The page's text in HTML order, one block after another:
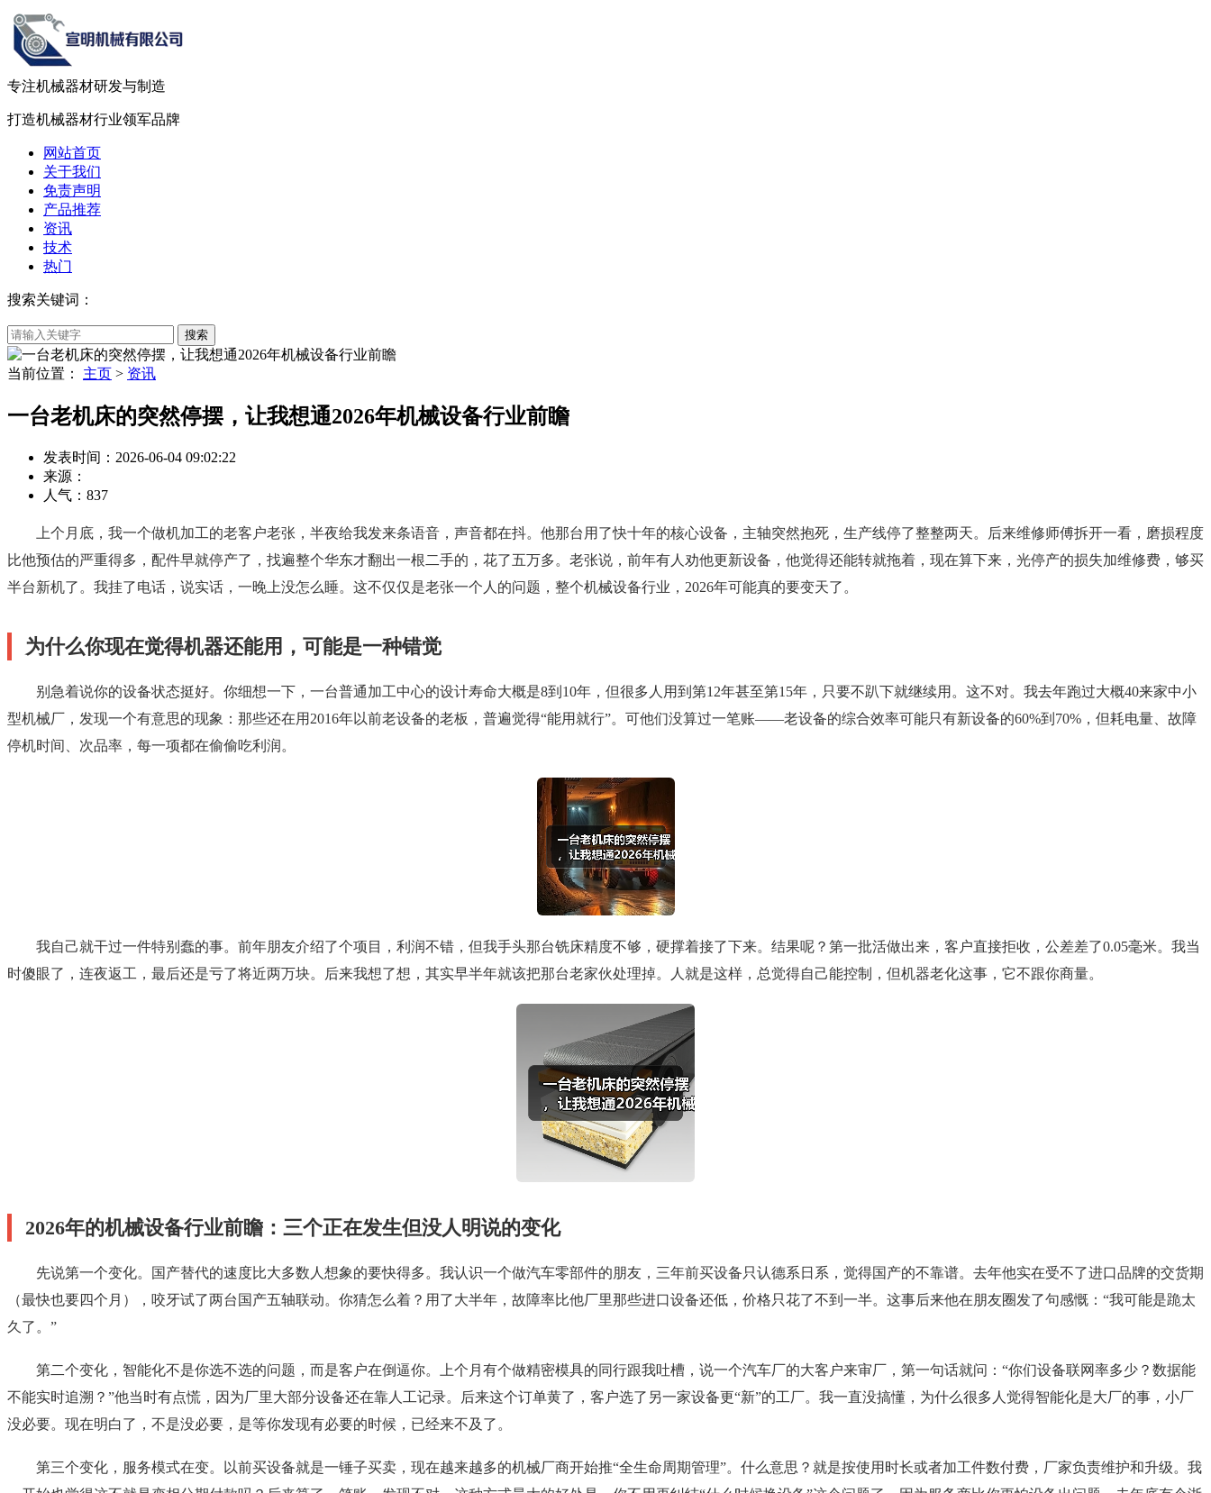
专注机械器材研发与制造
打造机械器材行业领军品牌
网站首页
关于我们
免责声明
产品推荐
资讯
技术
热门
搜索关键词：
当前位置： 主页 > 资讯
一台老机床的突然停摆，让我想通2026年机械设备行业前瞻
发表时间：2026-06-04 09:02:22
来源：
人气： 837
上个月底，我一个做机加工的老客户老张，半夜给我发来条语音，声音都在抖。他那台用了快十年的核心设备，主轴突然抱死，生产线停了整整两天。后来维修师傅拆开一看，磨损程度
比他预估的严重得多，配件早就停产了，找遍整个华东才翻出一根二手的，花了五万多。老张说，前年有人劝他更新设备，他觉得还能转就拖着，现在算下来，光停产的损失加维修费，够买
半台新机了。我挂了电话，说实话，一晚上没怎么睡。这不仅仅是老张一个人的问题，整个机械设备行业，2026年可能真的要变天了。
为什么你现在觉得机器还能用，可能是一种错觉
别急着说你的设备状态挺好。你细想一下，一台普通加工中心的设计寿命大概是8到10年，但很多人用到第12年甚至第15年，只要不趴下就继续用。这不对。我去年跑过大概40来家中小
型机械厂，发现一个有意思的现象：那些还在用2016年以前老设备的老板，普遍觉得“能用就行”。可他们没算过一笔账——老设备的综合效率可能只有新设备的60%到70%，但耗电量、故障
停机时间、次品率，每一项都在偷偷吃利润。
我自己就干过一件特别蠢的事。前年朋友介绍了个项目，利润不错，但我手头那台铣床精度不够，硬撑着接了下来。结果呢？第一批活做出来，客户直接拒收，公差差了0.05毫米。我当
时傻眼了，连夜返工，最后还是亏了将近两万块。后来我想了想，其实早半年就该把那台老家伙处理掉。人就是这样，总觉得自己能控制，但机器老化这事，它不跟你商量。
2026年的机械设备行业前瞻：三个正在发生但没人明说的变化
先说第一个变化。国产替代的速度比大多数人想象的要快得多。我认识一个做汽车零部件的朋友，三年前买设备只认德系日系，觉得国产的不靠谱。去年他实在受不了进口品牌的交货期
（最快也要四个月），咬牙试了两台国产五轴联动。你猜怎么着？用了大半年，故障率比他厂里那些进口设备还低，价格只花了不到一半。这事后来他在朋友圈发了句感慨：“我可能是跪太
久了。”
第二个变化，智能化不是你选不选的问题，而是客户在倒逼你。上个月有个做精密模具的同行跟我吐槽，说一个汽车厂的大客户来审厂，第一句话就问：“你们设备联网率多少？数据能
不能实时追溯？”他当时有点慌，因为厂里大部分设备还在靠人工记录。后来这个订单黄了，客户选了另一家设备更“新”的工厂。我一直没搞懂，为什么很多人觉得智能化是大厂的事，小厂
没必要。现在明白了，不是没必要，是等你发现有必要的时候，已经来不及了。
第三个变化，服务模式在变。以前买设备就是一锤子买卖，现在越来越多的机械厂商开始推“全生命周期管理”。什么意思？就是按使用时长或者加工件数付费，厂家负责维护和升级。我